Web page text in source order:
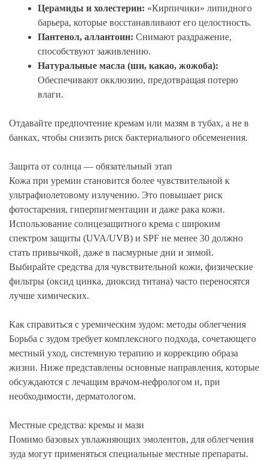
Церамиды и холестерин: «Кирпичики» липидного
барьера, которые восстанавливают его целостность.
Пантенол, аллантоин: Снимают раздражение,
способствуют заживлению.
Натуральные масла (ши, какао, жожоба):
Обеспечивают окклюзию, предотвращая потерю
влаги.
Отдавайте предпочтение кремам или мазям в тубах, а не в
банках, чтобы снизить риск бактериального обсеменения.
Защита от солнца — обязательный этап
Кожа при уремии становится более чувствительной к
ультрафиолетовому излучению. Это повышает риск
фотостарения, гиперпигментации и даже рака кожи.
Использование солнцезащитного крема с широким
спектром защиты (UVA/UVB) и SPF не менее 30 должно
стать привычкой, даже в пасмурные дни и зимой.
Выбирайте средства для чувствительной кожи, физические
фильтры (оксид цинка, диоксид титана) часто переносятся
лучше химических.
Как справиться с уремическим зудом: методы облегчения
Борьба с зудом требует комплексного подхода, сочетающего
местный уход, системную терапию и коррекцию образа
жизни. Ниже представлены основные направления, которые
обсуждаются с лечащим врачом-нефрологом и, при
необходимости, дерматологом.
Местные средства: кремы и мази
Помимо базовых увлажняющих эмолентов, для облегчения
зуда могут применяться специальные местные препараты.